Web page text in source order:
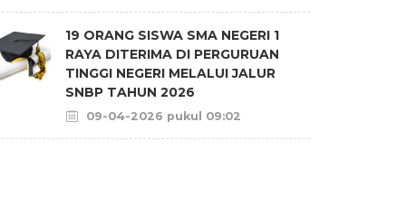
19 ORANG SISWA SMA NEGERI 1
RAYA DITERIMA DI PERGURUAN
TINGGI NEGERI MELALUI JALUR
SNBP TAHUN 2026
09-04-2026 pukul 09:02